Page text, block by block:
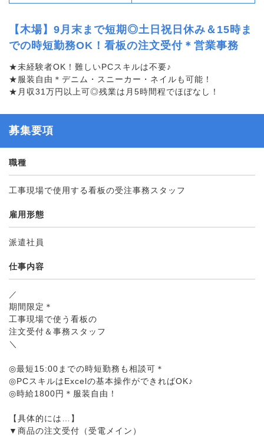
【木場】9月末まで短期◎土日祝日休み＆15時ま
での時短勤務OK！看板の注文受付＊営業事務
★未経験者OK！難しいPCスキルは不要♪
★服装自由＊デニム・スニーカー・ネイルも可能！
★月収31万円以上可◎残業は月5時間程でほぼなし！
募集要項
職種
工事現場で使用する看板の受注事務スタッフ
雇用形態
派遣社員
仕事内容
／
期間限定＊
工事現場で使う看板の
注文受付＆事務スタッフ
＼
◎最短15:00までの時短勤務も相談可＊
◎PCスキルはExcelの基本操作ができればOK♪
◎時給1800円＊服装自由！
【具体的には…】
▼商品の注文受付（受電メイン）